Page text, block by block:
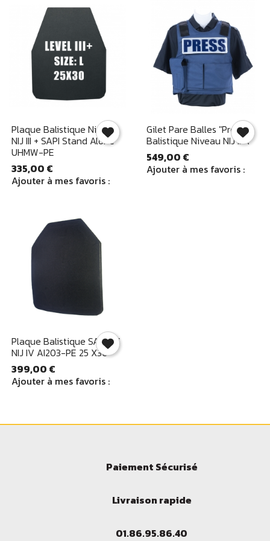
 Aperçu rapide
Plaque Balistique Niveau
NIJ III + SAPI Stand Alone
UHMW-PE
335,00 €
Ajouter à mes favoris :
Aperçu rapide
Gilet Pare Balles "Press"
Balistique Niveau NIJ IIIA
549,00 €
Ajouter à mes favoris :
 Aperçu rapide
Plaque Balistique SAPI SC
NIJ IV AI203-PE 25 X30
399,00 €
Ajouter à mes favoris :
Paiement Sécurisé
Livraison rapide
01.86.95.86.40
Connectez-vous
Vous devez être connecter pour ajouter un produit.